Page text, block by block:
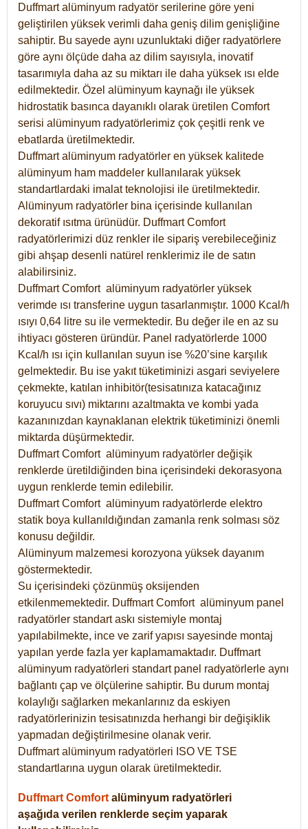
Duffmart alüminyum radyatör serilerine göre yeni
geliştirilen yüksek verimli daha geniş dilim genişliğine
sahiptir. Bu sayede aynı uzunluktaki diğer radyatörlere
göre aynı ölçüde daha az dilim sayısıyla, inovatif
tasarımıyla daha az su miktarı ile daha yüksek ısı elde
edilmektedir. Özel alüminyum kaynağı ile yüksek
hidrostatik basınca dayanıklı olarak üretilen Comfort
serisi alüminyum radyatörlerimiz çok çeşitli renk ve
ebatlarda üretilmektedir.
Duffmart alüminyum radyatörler en yüksek kalitede
alüminyum ham maddeler kullanılarak yüksek
standartlardaki imalat teknolojisi ile üretilmektedir.
Alüminyum radyatörler bina içerisinde kullanılan
dekoratif ısıtma ürünüdür. Duffmart Comfort
radyatörlerimizi düz renkler ile sipariş verebileceğiniz
gibi ahşap desenli natürel renklerimiz ile de satın
alabilirsiniz.
Duffmart Comfort alüminyum radyatörler yüksek
verimde ısı transferine uygun tasarlanmıştır. 1000 Kcal/h
ısıyı 0,64 litre su ile vermektedir. Bu değer ile en az su
ihtiyacı gösteren üründür. Panel radyatörlerde 1000
Kcal/h ısı için kullanılan suyun ise %20’sine karşılık
gelmektedir. Bu ise yakıt tüketiminizi asgari seviyelere
çekmekte, katılan inhibitör(tesisatınıza katacağınız
koruyucu sıvı) miktarını azaltmakta ve kombi yada
kazanınızdan kaynaklanan elektrik tüketiminizi önemli
miktarda düşürmektedir.
Duffmart Comfort alüminyum radyatörler değişik
renklerde üretildiğinden bina içerisindeki dekorasyona
uygun renklerde temin edilebilir.
DuffmartComfort alüminyum radyatörlerde elektro
statik boya kullanıldığından zamanla renk solması söz
konusu değildir.
Alüminyum malzemesi korozyona yüksek dayanım
göstermektedir.
Su içerisindeki çözünmüş oksijenden
etkilenmemektedir. DuffmartComfort alüminyum panel
radyatörler standart askı sistemiyle montaj
yapılabilmekte, ince ve zarif yapısı sayesinde montaj
yapılan yerde fazla yer kaplamamaktadır. Duffmart
alüminyum radyatörleri standart panel radyatörlerle aynı
bağlantı çap ve ölçülerine sahiptir. Bu durum montaj
kolaylığı sağlarken mekanlarınız da eskiyen
radyatörlerinizin tesisatınızda herhangi bir değişiklik
yapmadan değiştirilmesine olanak verir.
Duffmart alüminyum radyatörleri ISO VE TSE
standartlarına uygun olarak üretilmektedir.
Duffmart Comfort alüminyum radyatörleri
aşağıda verilen renklerde seçim yaparak